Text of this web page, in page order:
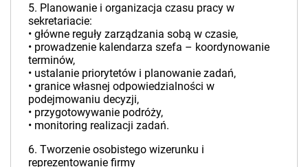
5. Planowanie i organizacja czasu pracy w
sekretariacie:
• główne reguły zarządzania sobą w czasie,
• prowadzenie kalendarza szefa – koordynowanie
terminów,
• ustalanie priorytetów i planowanie zadań,
• granice własnej odpowiedzialności w
podejmowaniu decyzji,
• przygotowywanie podróży,
• monitoring realizacji zadań.
6. Tworzenie osobistego wizerunku i
reprezentowanie firmy